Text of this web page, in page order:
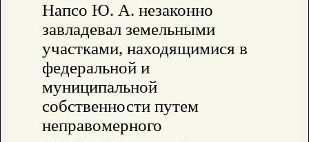
Напсо Ю. А. незаконно
завладевал земельными
участками, находящимися в
федеральной и
муниципальной
собственности путем
неправомерного